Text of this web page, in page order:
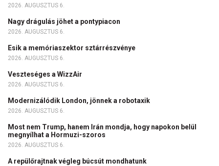
2026. AUGUSZTUS 6.
Nagy drágulás jöhet a pontypiacon
2026. AUGUSZTUS 6.
Esik a memóriaszektor sztárrészvénye
2026. AUGUSZTUS 6.
Veszteséges a WizzAir
2026. AUGUSZTUS 6.
Modernizálódik London, jönnek a robotaxik
2026. AUGUSZTUS 6.
Most nem Trump, hanem Irán mondja, hogy napokon belül
megnyílhat a Hormuzi-szoros
2026. AUGUSZTUS 6.
A repülőrajtnak végleg búcsút mondhatunk